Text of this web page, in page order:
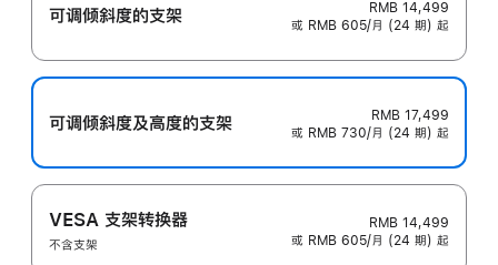
可调倾斜度的支架
RMB 14,499
或 RMB 605/月 (24 期) 起
可调倾斜度及高‍度的支‍架
RMB 17,499
或 RMB 730/月 (24 期) 起
VESA 支架转换器
不含支架
RMB 14,499
或 RMB 605/月 (24 期) 起